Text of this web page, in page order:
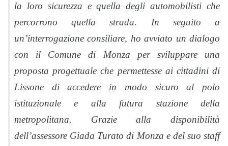
la loro sicurezza e quella degli automobilisti che
percorrono quella strada. In seguito a
un’interrogazione consiliare, ho avviato un dialogo
con il Comune di Monza per sviluppare una
proposta progettuale che permettesse ai cittadini di
Lissone di accedere in modo sicuro al polo
istituzionale e alla futura stazione della
metropolitana. Grazie alla disponibilità
dell’assessore Giada Turato di Monza e del suo staff